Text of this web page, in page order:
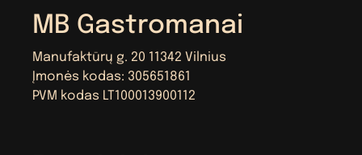
MB Gastromanai
Manufaktūrų g. 20 11342 Vilnius
Įmonės kodas: 305651861
PVM kodas LT100013900112